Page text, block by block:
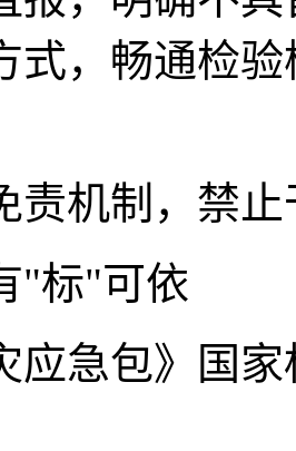
式，畅通检
责机制，禁
"标"可依
应急包》国